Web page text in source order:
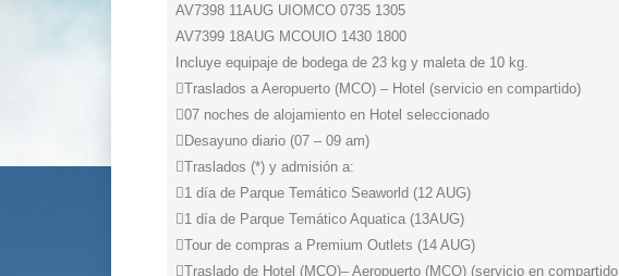
AV7398 11AUG UIOMCO 0735 1305
AV7399 18AUG MCOUIO 1430 1800
Incluye equipaje de bodega de 23 kg y maleta de 10 kg.
Traslados a Aeropuerto (MCO) – Hotel (servicio en compartido)
07 noches de alojamiento en Hotel seleccionado
Desayuno diario (07 – 09 am)
Traslados (*) y admisión a:
1 día de Parque Temático Seaworld (12 AUG)
1 día de Parque Temático Aquatica (13AUG)
Tour de compras a Premium Outlets (14 AUG)
Traslado de Hotel (MCO)– Aeropuerto (MCO) (servicio en compartido